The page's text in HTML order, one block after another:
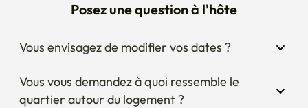
Posez une question à l'hôte
Vous envisagez de modifier vos dates ?
Vous vous demandez à quoi ressemble le
quartier autour du logement ?